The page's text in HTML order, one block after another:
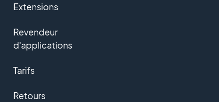
Extensions
Revendeur
d'applications
Tarifs
Retours